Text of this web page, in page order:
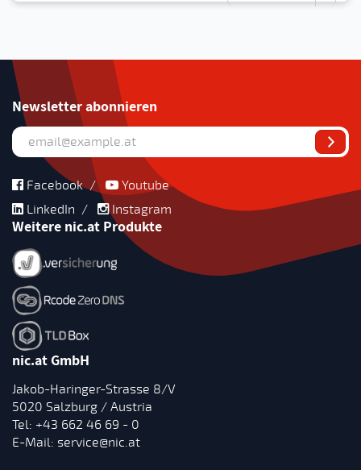
Newsletter abonnieren
Facebook/
Youtube
LinkedIn / Instagram
Weitere nic.at Produkte
nic.at GmbH
Jakob-Haringer-Strasse 8/V
5020 Salzburg / Austria
Tel: +43 662 46 69 - 0
E-Mail: service@nic.at